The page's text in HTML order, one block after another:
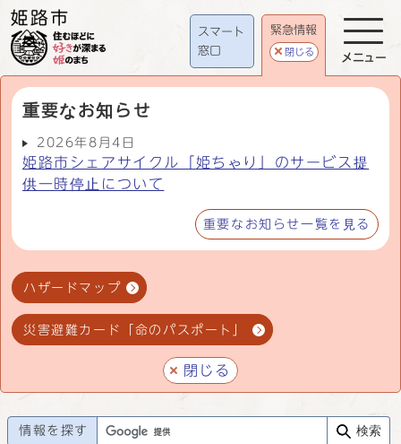
スマート
窓口
緊急情報
閉じる
重要なお知らせ
2026年8月4日
姫路市シェアサイクル「姫ちゃり」のサービス提
供一時停止について
重要なお知らせ一覧を見る
ハザードマップ
災害避難カード「命のパスポート」
閉じる
メニュー
情報を探す 検索